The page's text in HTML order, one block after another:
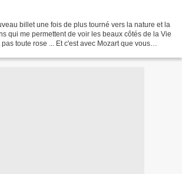
billet une fois de plus tourné vers la nature et la
qui me permettent de voir les beaux côtés de la Vie
toute rose ... Et c'est avec Mozart que vous